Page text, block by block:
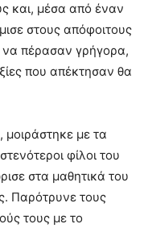
και, μέσα από έναν
στους απόφοιτους
να πέρασαν γρήγορα,
που απέκτησαν θα
μοιράστηκε με τα
φίλοι του
στα μαθητικά του
Παρότρυνε τους
τους με το